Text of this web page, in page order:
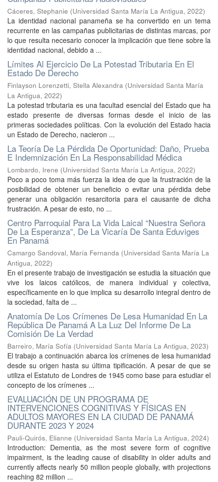
Cáceres, Stephanie (Universidad Santa María La Antigua, 2022)
La identidad nacional panameña se ha convertido en un tema
recurrente en las campañas publicitarias de distintas marcas, por
lo que resulta necesario conocer la implicación que tiene sobre la
identidad nacional, debido a ...
Límites Al Ejercicio De La Potestad Tributaria En El
Estado De Derecho
Finlayson Lorenzetti, Stella Alexandra (Universidad Santa María
La Antigua, 2022)
La potestad tributaria es una facultad esencial del Estado que ha
estado presente de diversas formas desde el inicio de las
primeras sociedades políticas. Con la evolución del Estado hacia
un Estado de Derecho, nacieron ...
La Teoría De La Pérdida De Oportunidad: Daño, Prueba
E Indemnización En La Responsabilidad Médica
Lombardo, Irene (Universidad Santa María La Antigua, 2022)
Poco a poco toma más fuerza la idea de que la frustración de la
posibilidad de obtener un beneficio o evitar una pérdida debe
generar una obligación resarcitoria para el causante de dicha
frustración. A pesar de esto, no ...
Centro Parroquial Para La Vida Laical “Nuestra Señora
De La Esperanza”, De La Vicaría De Santa Eduviges
En Panamá
Camargo Sandoval, María Fernanda (Universidad Santa María La
Antigua, 2022)
En el presente trabajo de investigación se estudia la situación que
vive los laicos católicos, de manera individual y colectiva,
específicamente en lo que implica su desarrollo integral dentro de
la sociedad, falta de ...
Anatomía De Los Crímenes De Lesa Humanidad En La
República De Panamá A La Luz Del Informe De La
Comisión De La Verdad
Barreiro, María Sofía (Universidad Santa María La Antigua, 2023)
El trabajo a continuación abarca los crímenes de lesa humanidad
desde su origen hasta su última tipificación. A pesar de que se
utiliza el Estatuto de Londres de 1945 como base para estudiar el
concepto de los crímenes ...
EVALUACIÓN DE UN PROGRAMA DE
INTERVENCIONES COGNITIVAS Y FÍSICAS EN
ADULTOS MAYORES EN LA CIUDAD DE PANAMÁ
DURANTE 2023 Y 2024
Pauli-Quirós, Elianne (Universidad Santa María La Antigua, 2024)
Introduction: Dementia, as the most severe form of cognitive
impairment, is the leading cause of disability in older adults and
currently affects nearly 50 million people globally, with projections
reaching 82 million ...